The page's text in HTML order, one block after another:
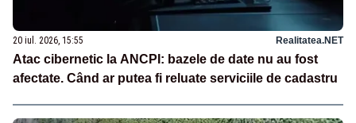
20 iul. 2026, 15:55 Realitatea.NET
Atac cibernetic la ANCPI: bazele de date nu au fost
afectate. Când ar putea fi reluate serviciile de cadastru